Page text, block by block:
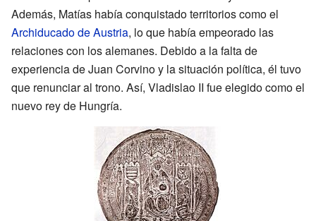
Además, Matías había conquistado territorios como el
Archiducado de Austria, lo que había empeorado las
relaciones con los alemanes. Debido a la falta de
experiencia de Juan Corvino y la situación política, él tuvo
que renunciar al trono. Así, Vladislao II fue elegido como el
nuevo rey de Hungría.